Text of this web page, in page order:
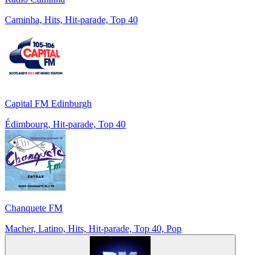
Caminha, Hits, Hit-parade, Top 40
Capital FM Edinburgh
Édimbourg, Hit-parade, Top 40
Chanquete FM
Macher, Latino, Hits, Hit-parade, Top 40, Pop